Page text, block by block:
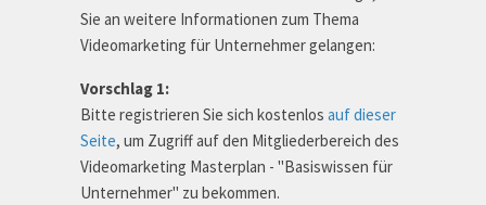
Sie an weitere Informationen zum Thema
Videomarketing für Unternehmer gelangen:
Vorschlag 1:
Bitte registrieren Sie sich kostenlos auf dieser
Seite, um Zugriff auf den Mitgliederbereich des
Videomarketing Masterplan - "Basiswissen für
Unternehmer" zu bekommen.